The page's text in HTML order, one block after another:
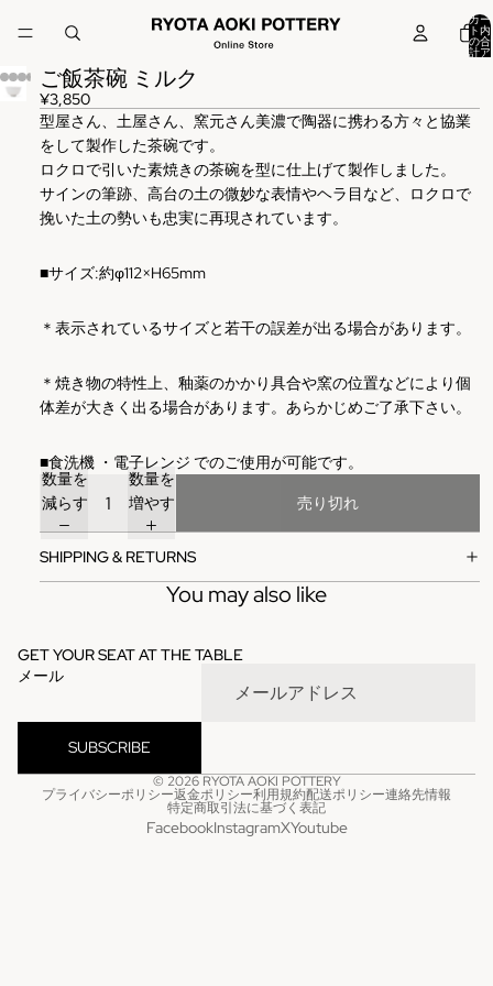
カー
ト内
の合
計ア
ご飯茶碗 ミルク
¥3,850
型屋さん、土屋さん、窯元さん美濃で陶器に携わる方々と協業
をして製作した茶碗です。
ロクロで引いた素焼きの茶碗を型に仕上げて製作しました。
サインの筆跡、高台の土の微妙な表情やヘラ目など、ロクロで
挽いた土の勢いも忠実に再現されています。
■サイズ:約φ112×H65mm
＊表示されているサイズと若干の誤差が出る場合があります。
＊焼き物の特性上、釉薬のかかり具合や窯の位置などにより個
体差が大きく出る場合があります。あらかじめご了承下さい。
■食洗機 ・電子レンジ でのご使用が可能です。
数量を
減らす
数量を
増やす
売り切れ
SHIPPING & RETURNS
You may also like
GET YOUR SEAT AT THE TABLE
メール
SUBSCRIBE
© 2026 RYOTA AOKI POTTERY
プライバシーポリシー返金ポリシー利用規約配送ポリシー連絡先情報
特定商取引法に基づく表記
FacebookInstagramXYoutube